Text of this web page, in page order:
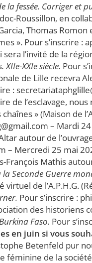
la fessée. Corriger et
Roussillon, en
Thomas
». Pour s’inscrire :
l’invité de la
XXIe siècle. Pour
de Lille recevra
:
de l’esclavage,
» (Maison de
– Mardi
autour de
– Mercredi 25 mai
François Mathis
Seconde Guerre
virtuel de l’A.P.H.G.
Pour s’inscrire :
des
Faso. Pour
en juin si vous
Betenfeld pur
féminine de la